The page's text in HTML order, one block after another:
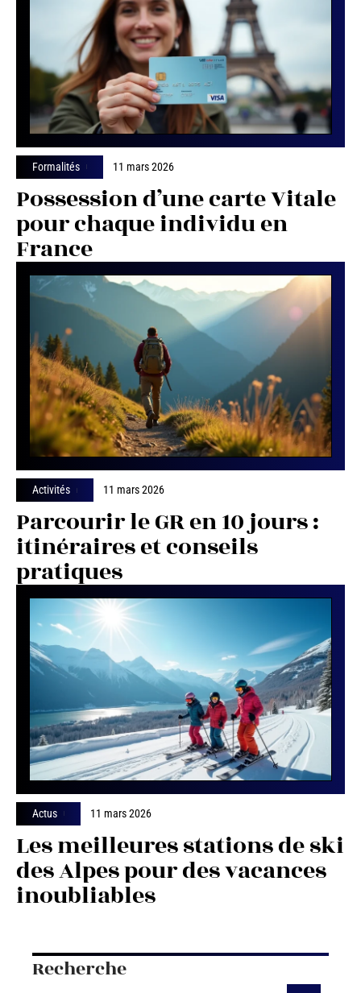
Formalités 11 mars 2026
Possession d’une carte Vitale
pour chaque individu en
France
Activités 11 mars 2026
Parcourir le GR en 10 jours :
itinéraires et conseils
pratiques
Actus 11 mars 2026
Les meilleures stations de ski
des Alpes pour des vacances
inoubliables
Recherche